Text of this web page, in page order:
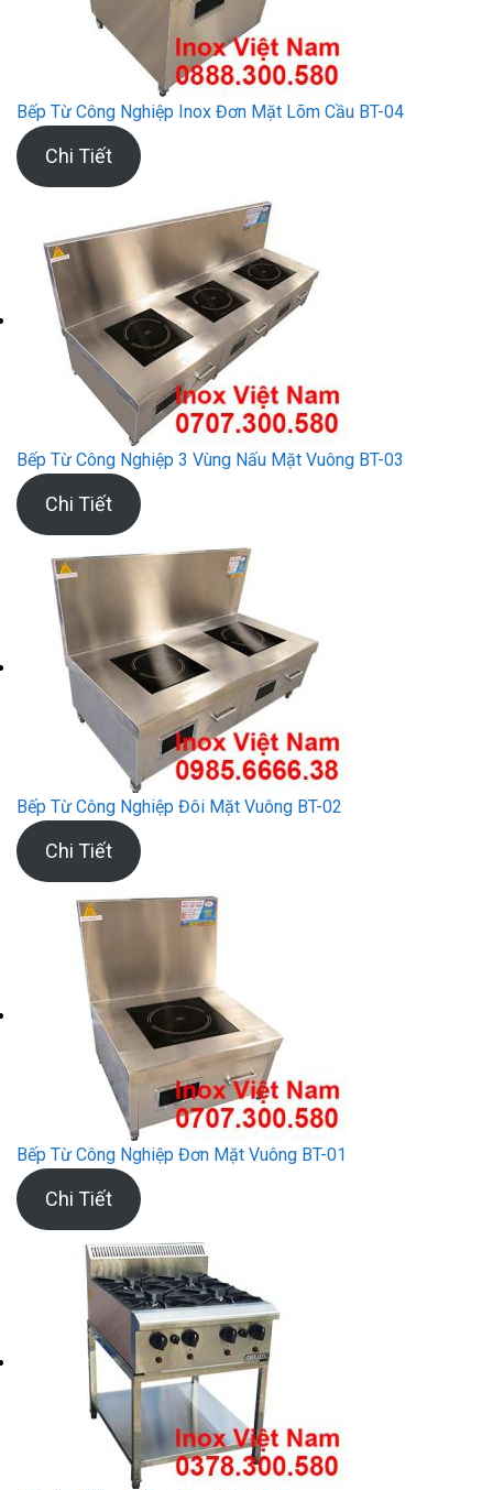
Bếp Từ Công Nghiệp Inox Đơn Mặt Lõm Cầu BT-04
Chi Tiết
Bếp Từ Công Nghiệp 3 Vùng Nấu Mặt Vuông BT-03
Chi Tiết
Bếp Từ Công Nghiệp Đôi Mặt Vuông BT-02
Chi Tiết
Bếp Từ Công Nghiệp Đơn Mặt Vuông BT-01
Chi Tiết